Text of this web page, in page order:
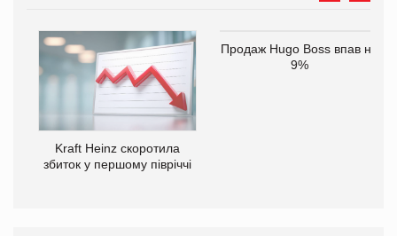
Kraft Heinz скоротила
збиток у першому півріччі
Продаж Hugo Boss впав на
9%